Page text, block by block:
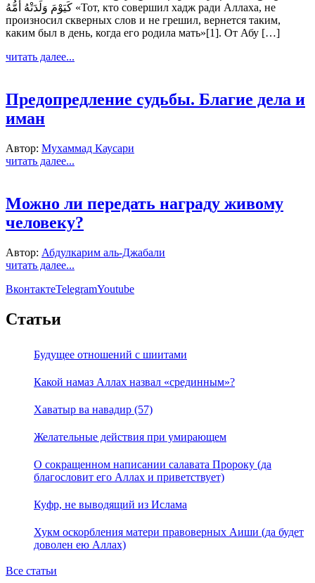
كَيَوْمَ وَلَدَتْهُ أُمُّهُ «Тот, кто совершил хадж ради Аллаха, не
произносил скверных слов и не грешил, вернется таким,
каким был в день, когда его родила мать»[1]. От Абу […]
читать далее...
Предопредление судьбы. Благие дела и
иман
Автор: Мухаммад Каусари
читать далее...
Можно ли передать награду живому
человеку?
Автор: Абдулкарим аль-Джабали
читать далее...
ВконтактеTelegramYoutube
Статьи
Будущее отношений с шиитами
Какой намаз Аллах назвал «срединным»?
Хаватыр ва навадир (57)
Желательные действия при умирающем
О сокращенном написании салавата Пророку (да
благословит его Аллах и приветствует)
Куфр, не выводящий из Ислама
Хукм оскорбления матери правоверных Аиши (да будет
доволен ею Аллах)
Все статьи